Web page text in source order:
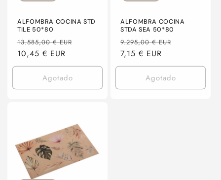
ALFOMBRA COCINA STD
TILE 50*80
Precio
habitual
13.585,00 € EUR
oferta
10,45 € EUR
Agotado
ALFOMBRA COCINA
STDA SEA 50*80
Precio
habitual
9.295,00 € EUR
oferta
7,15 € EUR
Agotado